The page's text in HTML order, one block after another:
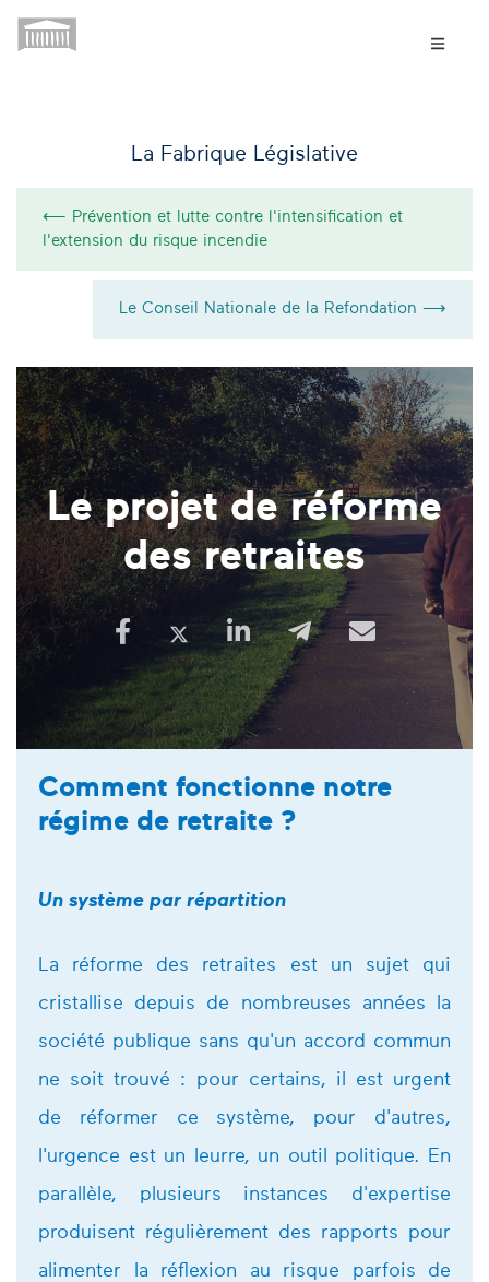
La Fabrique Législative
⟵ Prévention et lutte contre l'intensification et
l'extension du risque incendie
Le Conseil Nationale de la Refondation ⟶
Le projet de réforme
des retraites
Comment fonctionne notre
régime de retraite ?
Un système par répartition
La réforme des retraites est un sujet qui
cristallise depuis de nombreuses années la
société publique sans qu'un accord commun
ne soit trouvé : pour certains, il est urgent
de réformer ce système, pour d'autres,
l'urgence est un leurre, un outil politique. En
parallèle, plusieurs instances d'expertise
produisent régulièrement des rapports pour
alimenter la réflexion au risque parfois de